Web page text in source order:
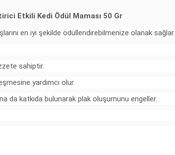
Etkili Kedi Ödül Maması 50 Gr
en iyi şekilde ödüllendirebilmenize olanak sağlar.
sahiptir.
yardımcı olur.
da katkıda bulunarak plak oluşumunu engeller.